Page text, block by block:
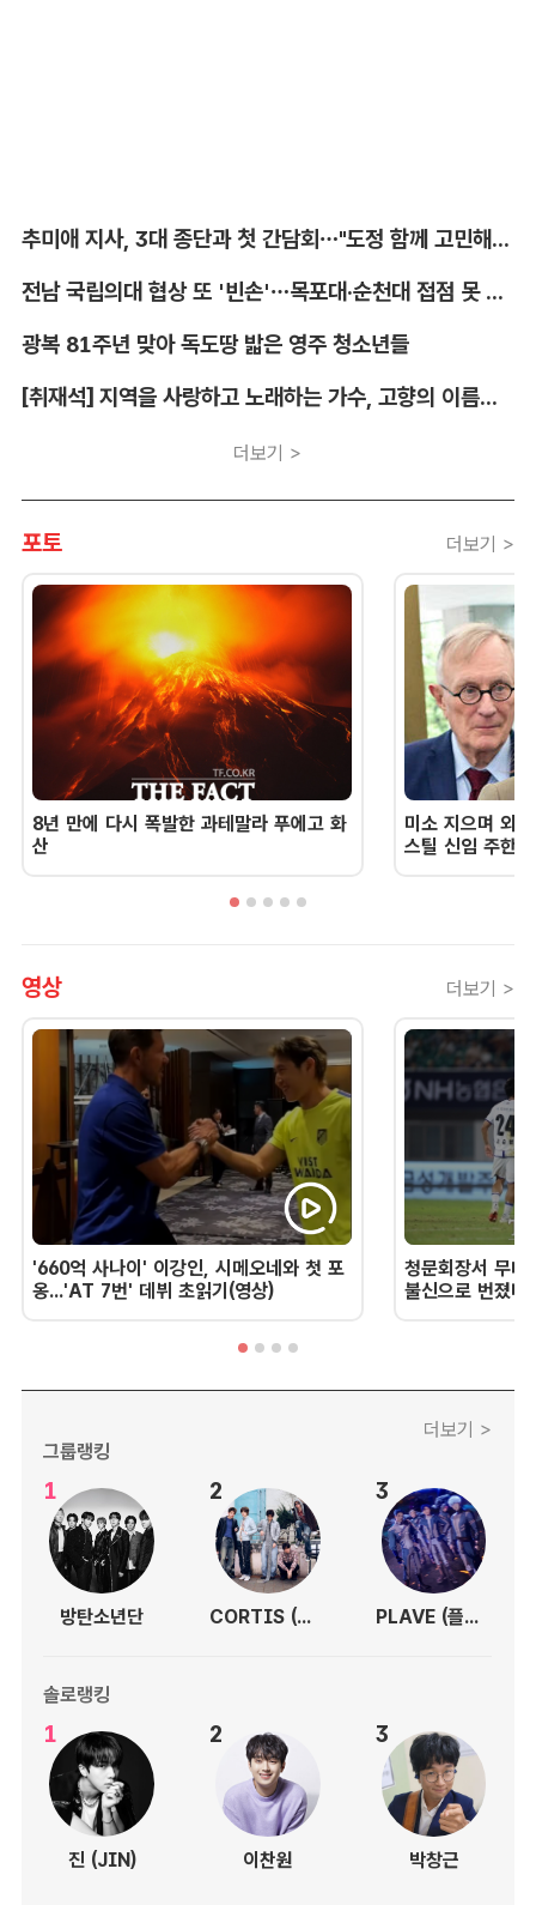
추미애 지사, 3대 종단과 첫 간담회…"도정 함께 고민해달라"
전남 국립의대 협상 또 '빈손'…목포대·순천대 접점 못 찾아
광복 81주년 맞아 독도땅 밟은 영주 청소년들
[취재석] 지역을 사랑하고 노래하는 가수, 고향의 이름을 남긴다
더보기 >
포토 더보기 >
8년 만에 다시 폭발한 과테말라 푸에고 화
산
미소 지으며 외
스틸 신임 주한
영상 더보기 >
'660억 사나이' 이강인, 시메오네와 첫 포
옹...'AT 7번' 데뷔 초읽기(영상)
청문회장서 무너
불신으로 번졌
더보기 >
그룹랭킹
1
방탄소년단
2
CORTIS (코르티스)
3
PLAVE (플레이브)
솔로랭킹
1
진 (JIN)
2
이찬원
3
박창근